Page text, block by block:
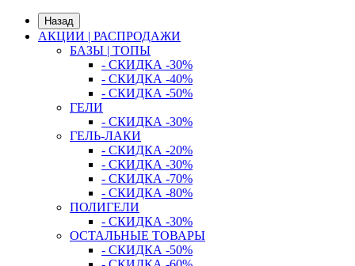
Назад
АКЦИИ | РАСПРОДАЖИ
БАЗЫ | ТОПЫ
- СКИДКА -30%
- СКИДКА -40%
- СКИДКА -50%
ГЕЛИ
- СКИДКА -30%
ГЕЛЬ-ЛАКИ
- СКИДКА -20%
- СКИДКА -30%
- СКИДКА -70%
- СКИДКА -80%
ПОЛИГЕЛИ
- СКИДКА -30%
ОСТАЛЬНЫЕ ТОВАРЫ
- СКИДКА -50%